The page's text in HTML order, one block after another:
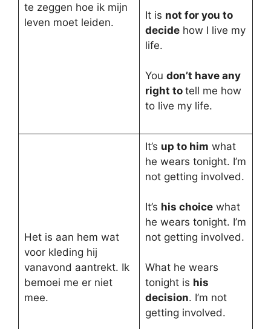
te zeggen hoe ik mijn
leven moet leiden.
It is not for you to
decidehow I live my
life.
You don’t have any
right to tell me how
to live my life.
Het is aan hem wat
voor kleding hij
vanavond aantrekt. Ik
bemoei me er niet
mee.
It’s up to him what
he wears tonight. I’m
not getting involved.
It’s his choicewhat
he wears tonight. I’m
not getting involved.
What he wears
tonight is his
decision. I’m not
getting involved.